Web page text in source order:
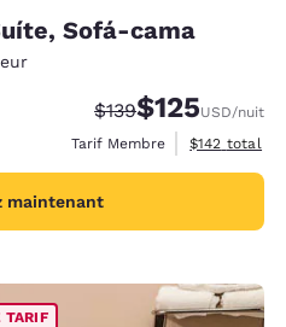
Sofá-cama
Tarif barré :
$139Tarif réduit :
$125USD/nuit
Tarif Membre
Afficher les
$142 total
maintenant
TARIF